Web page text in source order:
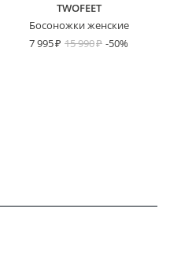
TWOFEET
Босоножки женские
7 995
15 990 -50%